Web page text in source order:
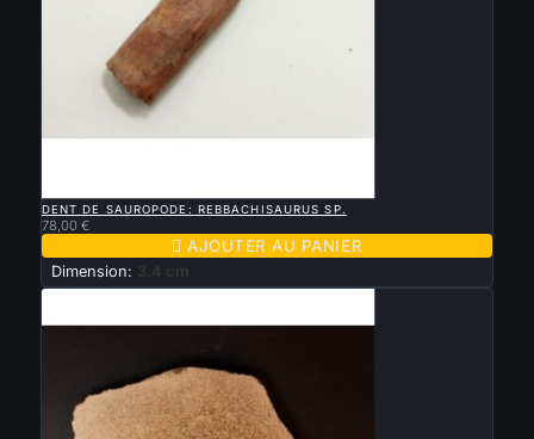
DENT DE SAUROPODE: REBBACHISAURUS SP.
78,00 €
 AJOUTER AU PANIER
Dimension: 3.4 cm